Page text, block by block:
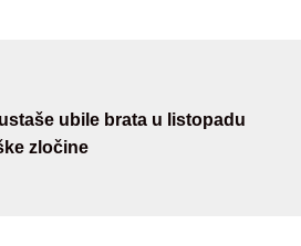
ubile brata u listopadu
zločine